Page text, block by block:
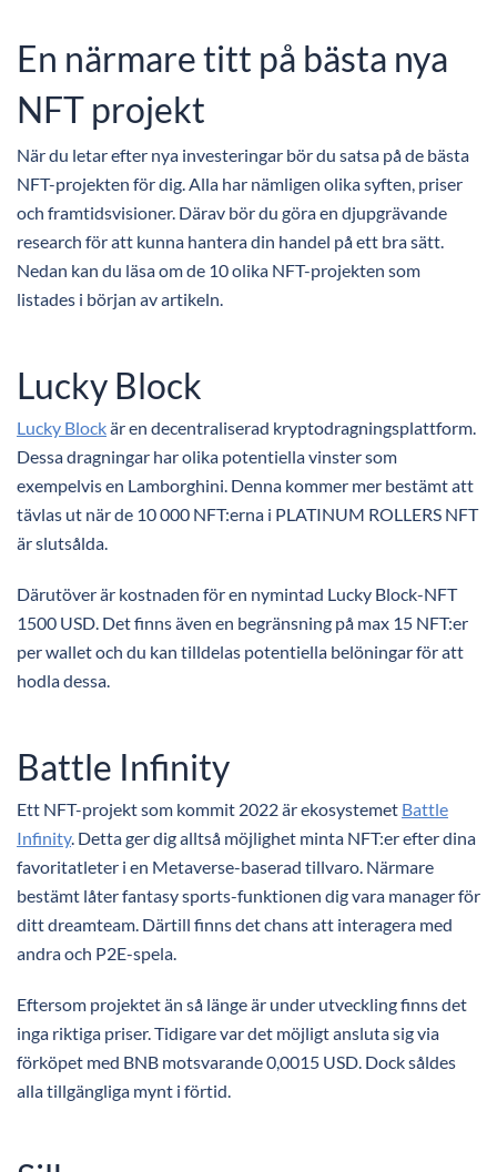
En närmare titt på bästa nya
NFT projekt
När du letar efter nya investeringar bör du satsa på de bästa
NFT-projekten för dig. Alla har nämligen olika syften, priser
och framtidsvisioner. Därav bör du göra en djupgrävande
research för att kunna hantera din handel på ett bra sätt.
Nedan kan du läsa om de 10 olika NFT-projekten som
listades i början av artikeln.
Lucky Block
Lucky Blockär en decentraliserad kryptodragningsplattform.
Dessa dragningar har olika potentiella vinster som
exempelvis en Lamborghini. Denna kommer mer bestämt att
tävlas ut när de 10 000 NFT:erna i PLATINUM ROLLERS NFT
är slutsålda.
Därutöver är kostnaden för en nymintad Lucky Block-NFT
1500 USD. Det finns även en begränsning på max 15 NFT:er
per wallet och du kan tilldelas potentiella belöningar för att
hodla dessa.
Battle Infinity
Ett NFT-projekt som kommit 2022 är ekosystemet Battle
Infinity. Detta ger dig alltså möjlighet minta NFT:er efter dina
favoritatleter i en Metaverse-baserad tillvaro. Närmare
bestämt låter fantasy sports-funktionen dig vara manager för
ditt dreamteam. Därtill finns det chans att interagera med
andra och P2E-spela.
Eftersom projektet än så länge är under utveckling finns det
inga riktiga priser. Tidigare var det möjligt ansluta sig via
förköpet med BNB motsvarande 0,0015 USD. Dock såldes
alla tillgängliga mynt i förtid.